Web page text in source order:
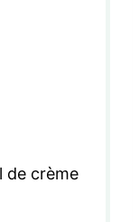
de crème